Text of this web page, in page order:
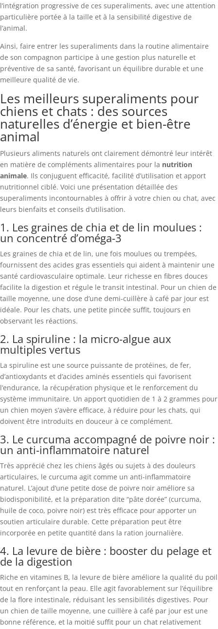
l’intégration progressive de ces superaliments, avec une attention
particulière portée à la taille et à la sensibilité digestive de
l’animal.
Ainsi, faire entrer les superaliments dans la routine alimentaire
de son compagnon participe à une gestion plus naturelle et
préventive de sa santé, favorisant un équilibre durable et une
meilleure qualité de vie.
Les meilleurs superaliments pour
chiens et chats : des sources
naturelles d’énergie et bien-être
animal
Plusieurs aliments naturels ont clairement démontré leur intérêt
en matière de compléments alimentaires pour la nutrition
animale. Ils conjuguent efficacité, facilité d’utilisation et apport
nutritionnel ciblé. Voici une présentation détaillée des
superaliments incontournables à offrir à votre chien ou chat, avec
leurs bienfaits et conseils d’utilisation.
1. Les graines de chia et de lin moulues :
un concentré d’oméga-3
Les graines de chia et de lin, une fois moulues ou trempées,
fournissent des acides gras essentiels qui aident à maintenir une
santé cardiovasculaire optimale. Leur richesse en fibres douces
facilite la digestion et régule le transit intestinal. Pour un chien de
taille moyenne, une dose d’une demi-cuillère à café par jour est
idéale. Pour les chats, une petite pincée suffit, toujours en
observant les réactions.
2. La spiruline : la micro-algue aux
multiples vertus
La spiruline est une source puissante de protéines, de fer,
d’antioxydants et d’acides aminés essentiels qui favorisent
l’endurance, la récupération physique et le renforcement du
système immunitaire. Un apport quotidien de 1 à 2 grammes pour
un chien moyen s’avère efficace, à réduire pour les chats, qui
doivent être introduits en douceur à ce complément.
3. Le curcuma accompagné de poivre noir :
un anti-inflammatoire naturel
Très apprécié chez les chiens âgés ou sujets à des douleurs
articulaires, le curcuma agit comme un anti-inflammatoire
naturel. L’ajout d’une petite dose de poivre noir améliore sa
biodisponibilité, et la préparation dite “pâte dorée” (curcuma,
huile de coco, poivre noir) est très efficace pour apporter un
soutien articulaire durable. Cette préparation peut être
incorporée en petite quantité dans la ration journalière.
4. La levure de bière : booster du pelage et
de la digestion
Riche en vitamines B, la levure de bière améliore la qualité du poil
tout en renforçant la peau. Elle agit favorablement sur l’équilibre
de la flore intestinale, réduisant les sensibilités digestives. Pour
un chien de taille moyenne, une cuillère à café par jour est une
bonne référence, et la moitié suffit pour un chat relativement